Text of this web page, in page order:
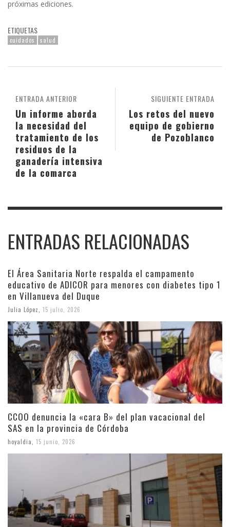
próximas ediciones.
ETIQUETAS
cuidados salud
SIGUIENTE ENTRADA
Los retos del nuevo
equipo de gobierno
de Pozoblanco
ENTRADA ANTERIOR
Un informe aborda
la necesidad del
tratamiento de los
residuos de la
ganadería intensiva
de la comarca
ENTRADAS RELACIONADAS
El Área Sanitaria Norte respalda el campamento
educativo de ADICOR para menores con diabetes tipo 1
en Villanueva del Duque
Julia López 15 julio, 2026
CCOO denuncia la «cara B» del plan vacacional del
SAS en la provincia de Córdoba
hoyaldia 15 junio, 2026